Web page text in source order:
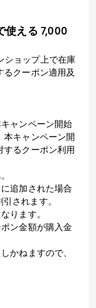
使える 7,000
ショップ上で在庫
クーポン適用及
ャンペーン開始
本キャンペーン開
するクーポン利用
追加された場合
されます。
ります。
ン金額が購入金
かねますので、